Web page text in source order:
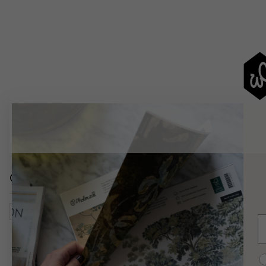
Catégories similaires
Salon Cartes, Drapeaux Et Lieux Cartes Du Monde